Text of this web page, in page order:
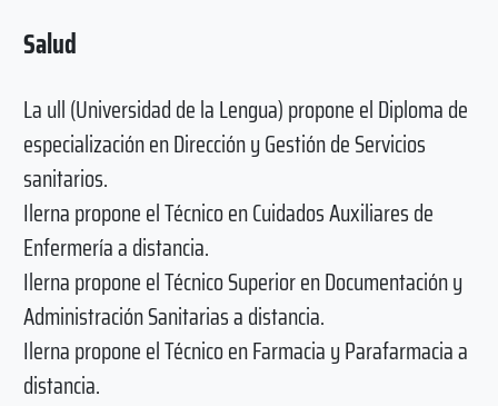
Salud
La ull (Universidad de la Lengua) propone el Diploma de
especialización en Dirección y Gestión de Servicios
sanitarios.
Ilerna propone el Técnico en Cuidados Auxiliares de
Enfermería a distancia.
Ilerna propone el Técnico Superior en Documentación y
Administración Sanitarias a distancia.
Ilerna propone el Técnico en Farmacia y Parafarmacia a
distancia.